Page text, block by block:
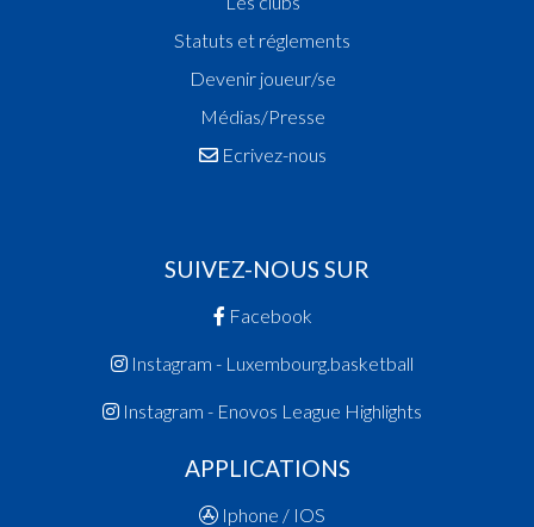
Statuts et réglements
Devenir joueur/se
Médias/Presse
Ecrivez-nous
SUIVEZ-NOUS SUR
Facebook
Instagram - Luxembourg.basketball
Instagram - Enovos League Highlights
APPLICATIONS
Iphone / IOS